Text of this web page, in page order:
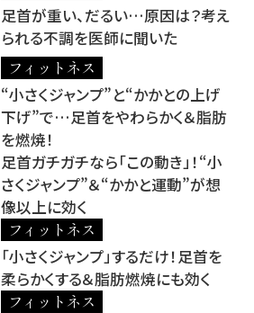
足首が重い、だるい…原因は？考え
られる不調を医師に聞いた
フィットネス
“小さくジャンプ”と“かかとの上げ
下げ”で…足首をやわらかく＆脂肪
を燃焼！
足首ガチガチなら「この動き」！“小
さくジャンプ”＆“かかと運動”が想
像以上に効く
フィットネス
「小さくジャンプ」するだけ！足首を
柔らかくする＆脂肪燃焼にも効く
フィットネス